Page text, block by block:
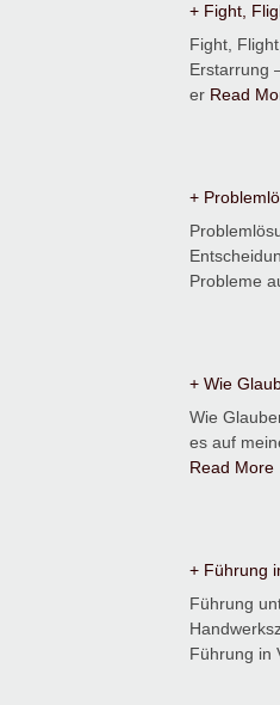
+ Fight,
Fight,
Erstarrung
er Read
+
Probleme
+ Wie
Wie
es auf
Read More
+ Führung
Führung
Führung in